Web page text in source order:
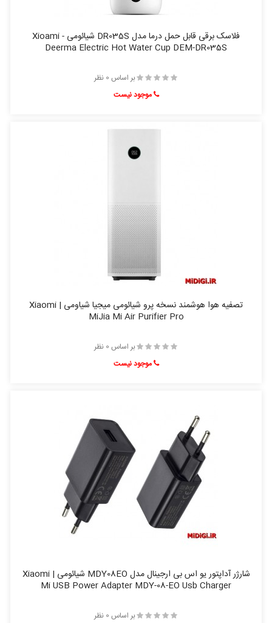
فلاسک برقی قابل حمل درما مدل DR035S شیائومی - Xioami
Deerma Electric Hot Water Cup DEM-DR035S
بر اساس 0 نظر
موجود نیست
تصفیه هوا هوشمند نسخه پرو شیائومی میجیا شیاومی | Xiaomi
MiJia Mi Air Purifier Pro
بر اساس 0 نظر
موجود نیست
شارژر آداپتور یو اس بی ارجینال مدل MDY08EO شیائومی | Xiaomi
Mi USB Power Adapter MDY-08-EO Usb Charger
بر اساس 0 نظر